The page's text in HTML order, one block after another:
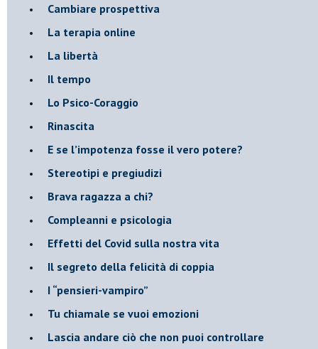
​Cambiare prospettiva
La terapia online
La libertà
​Il tempo
​Lo Psico-Coraggio
Rinascita
​E se l’impotenza fosse il vero potere?
Stereotipi e pregiudizi
​Brava ragazza a chi?
​Compleanni e psicologia
Effetti del Covid sulla nostra vita
Il segreto della felicità di coppia
​I “pensieri-vampiro”
​Tu chiamale se vuoi emozioni
​Lascia andare ciò che non puoi controllare